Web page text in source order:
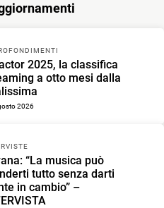
2025, la classifica
a otto mesi dalla
2026
“La musica può
tutto senza darti
in cambio” –